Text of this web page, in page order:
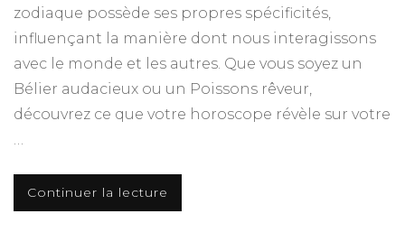
zodiaque possède ses propres spécificités,
influençant la manière dont nous interagissons
avec le monde et les autres. Que vous soyez un
Bélier audacieux ou un Poissons rêveur,
découvrez ce que votre horoscope révèle sur votre
Continuer la lecture